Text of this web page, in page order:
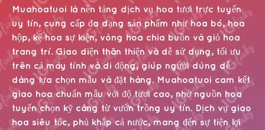
Muahoatuoi là nền tảng dịch vụ hoa tươi trực tuyến
uy tín, cung cấp đa dạng sản phẩm như hoa bó, hoa
hộp, kệ hoa sự kiện, vòng hoa chia buồn và giỏ hoa
trang trí. Giao diện thân thiện và dễ sử dụng, tối ưu
trên cả máy tính và di động, giúp người dùng dễ
dàng lựa chọn mẫu và đặt hàng. Muahoatuoi cam kết
giao hoa chuẩn mẫu với độ tươi cao, nhờ nguồn hoa
tuyển chọn kỹ càng từ vườn trồng uy tín. Dịch vụ giao
hoa siêu tốc, phủ khắp cả nước, mang đến sự tiện lợi